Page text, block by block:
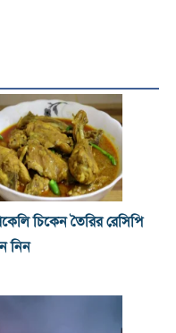
চিকেন তৈরির রেসিপি
নিন